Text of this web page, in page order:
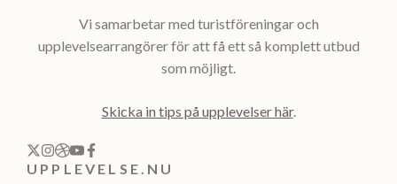
Vi samarbetar med turistföreningar och
upplevelsearrangörer för att få ett så komplett utbud
som möjligt.
Skicka in tips på upplevelser här.
UPPLEVELSE.NU